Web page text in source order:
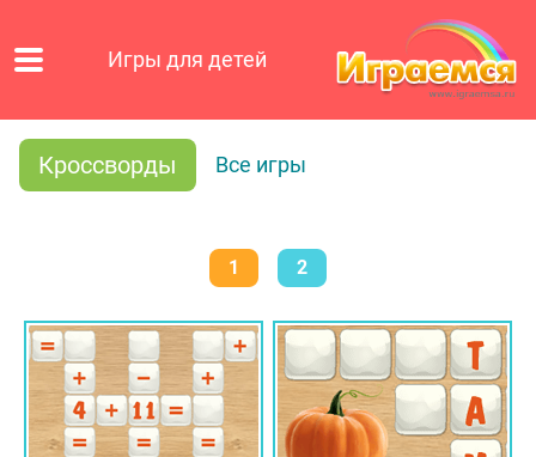
Игры для детей
Кроссворды Все игры
1 2